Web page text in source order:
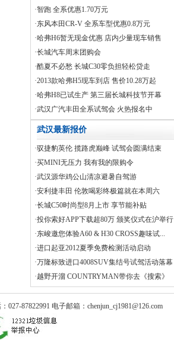
·智跑 全系优惠1.70万元
·东风本田CR-V 全系车型优惠0.8万元
·哈弗H6暂无现金优惠 店内少量现车销售
·长城汽车周末团购会
·酷夏不必愁 长城C30零负担轻松贷走
·2013款哈弗H5现车到店 售价10.28万起
·哈弗H8已试生产 第三届长城科技节开幕
·武汉广汽丰田全系试驾会 火热报名中
武汉最新报价
·驭捷豹英伦 揽路虎巅峰 试驾会圆满结束
·买MINI无压力 我有我的限购令
·武汉源华鸡公山清凉避暑自驾游
·安利捷丰田 伦敦喝彩终极篇就在本周六
·长城C50时尚型8月上市 享节能补贴
·投你索好APP下载超80万 颁奖仪式在沪举行
·东峻邀您体验A60 & H30 CROSS趣味试...
·进口起亚2012夏季免费检测活动启动
·万隆标致进口4008SUV集结号试驾活动落幕
·越野开溜 COUNTRYMAN带你去《搜索》
87822991 电子邮箱：chenjun_cj1981@126.com